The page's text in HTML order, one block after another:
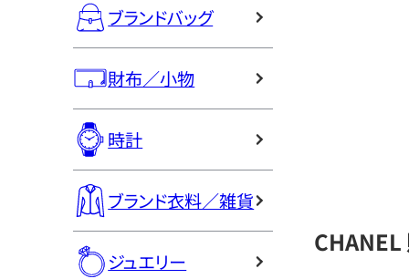
ブランドバッグ
財布／小物
時計
ブランド衣料／雑貨
ジュエリー
CHANEL